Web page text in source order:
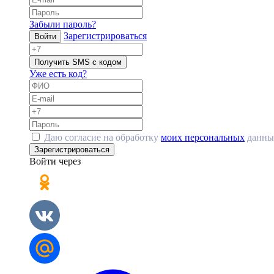
Забыли пароль?
Войти Зарегистрироваться
Получить SMS с кодом
Уже есть код?
Даю согласие на обработку моих персональных
Зарегистрироваться
Войти через